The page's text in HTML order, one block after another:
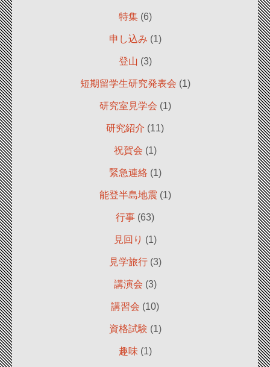
特集(6)
申し込み (1)
登山 (3)
短期留学生研究発表会 (1)
研究室見学会 (1)
研究紹介 (11)
祝賀会 (1)
緊急連絡 (1)
能登半島地震 (1)
行事 (63)
見回り (1)
見学旅行(3)
講演会 (3)
講習会 (10)
資格試験 (1)
趣味 (1)